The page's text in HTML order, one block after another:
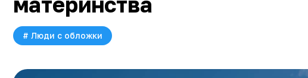
# Люди с обложки